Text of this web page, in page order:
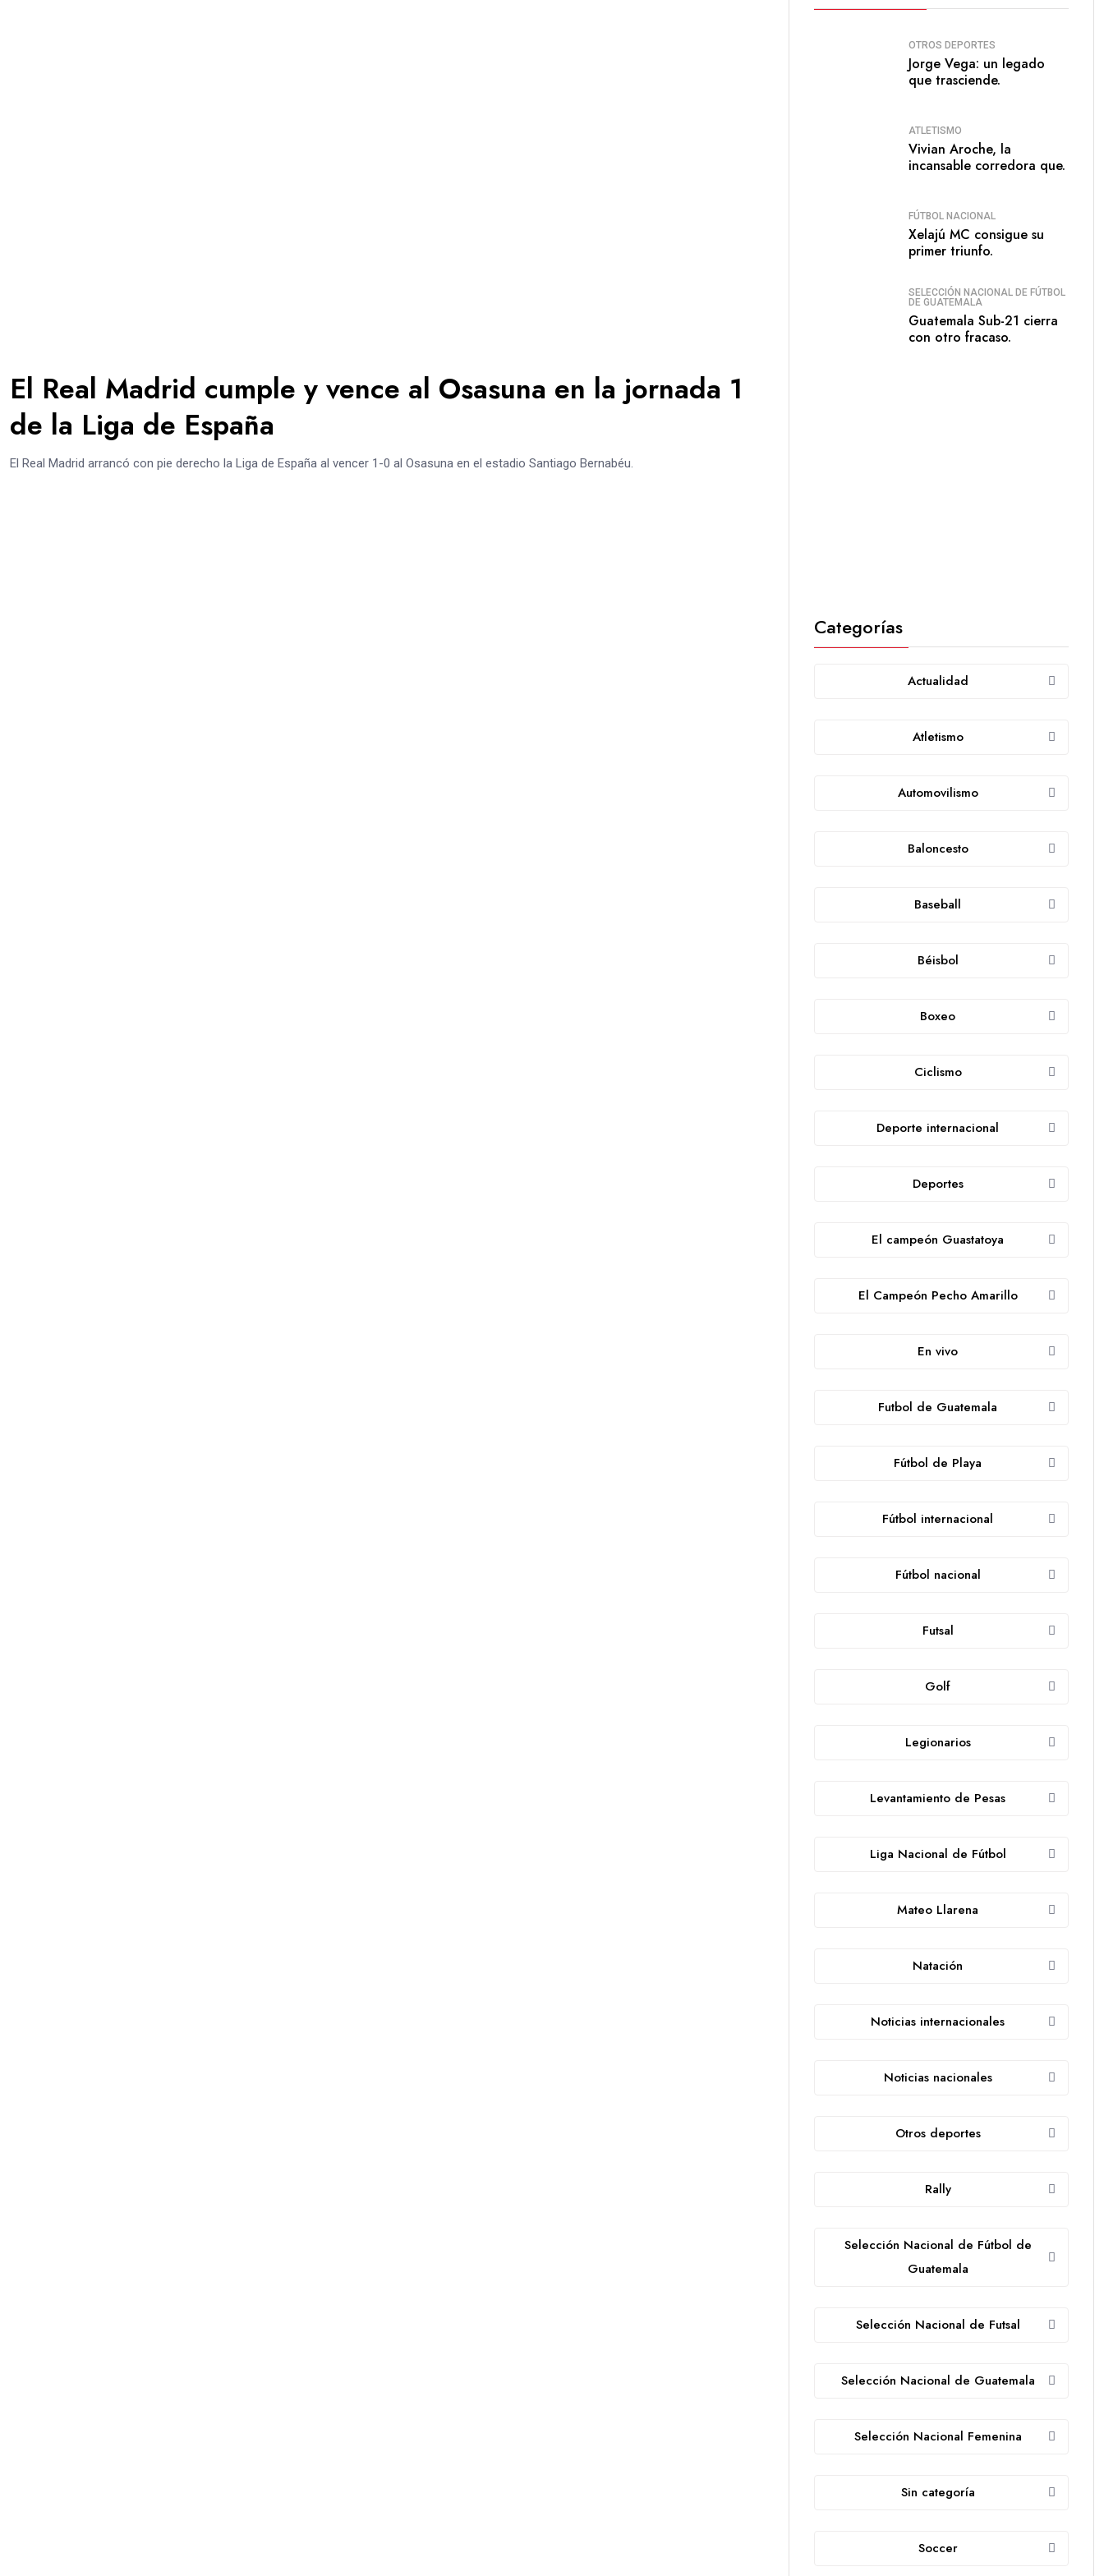
El Real Madrid cumple y vence al Osasuna en la jornada 1
de la Liga de España
El Real Madrid arrancó con pie derecho la Liga de España al vencer 1-0 al Osasuna en el estadio Santiago Bernabéu.
OTROS DEPORTES
Jorge Vega: un legado
que trasciende.
ATLETISMO
Vivian Aroche, la
incansable corredora que.
FÚTBOL NACIONAL
Xelajú MC consigue su
primer triunfo.
SELECCIÓN NACIONAL DE FÚTBOL
DE GUATEMALA
Guatemala Sub-21 cierra
con otro fracaso.
Categorías
Actualidad
Atletismo
Automovilismo
Baloncesto
Baseball
Béisbol
Boxeo
Ciclismo
Deporte internacional
Deportes
El campeón Guastatoya
El Campeón Pecho Amarillo
En vivo
Futbol de Guatemala
Fútbol de Playa
Fútbol internacional
Fútbol nacional
Futsal
Golf
Legionarios
Levantamiento de Pesas
Liga Nacional de Fútbol
Mateo Llarena
Natación
Noticias internacionales
Noticias nacionales
Otros deportes
Rally
Selección Nacional de Fútbol de
Guatemala
Selección Nacional de Futsal
Selección Nacional de Guatemala
Selección Nacional Femenina
Sin categoría
Soccer